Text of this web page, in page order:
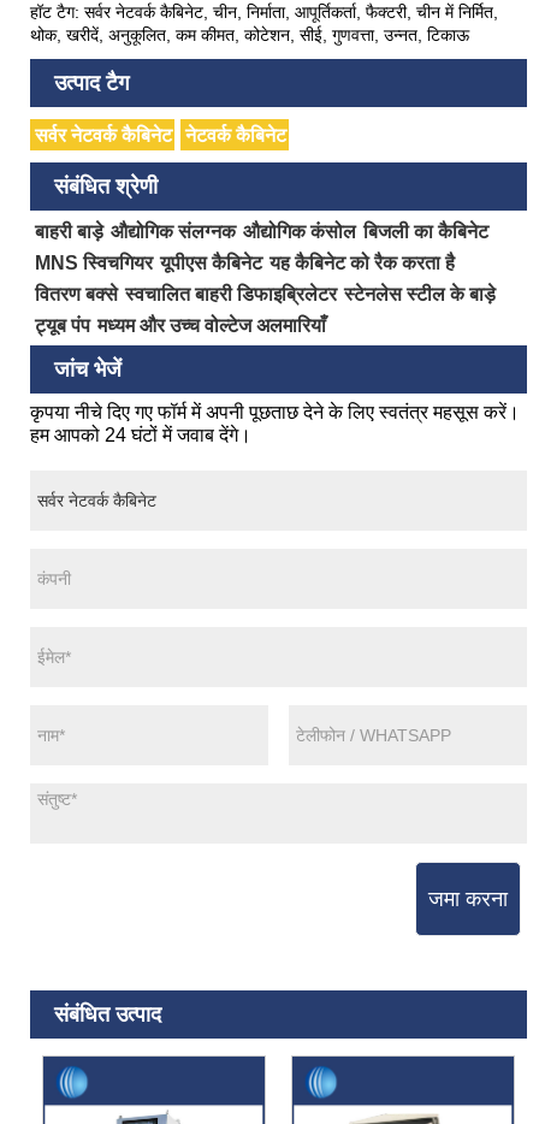
हॉट टैग: सर्वर नेटवर्क कैबिनेट, चीन, निर्माता, आपूर्तिकर्ता, फैक्टरी, चीन में निर्मित,
थोक, खरीदें, अनुकूलित, कम कीमत, कोटेशन, सीई, गुणवत्ता, उन्नत, टिकाऊ
उत्पाद टैग
सर्वर नेटवर्क कैबिनेट नेटवर्क कैबिनेट
संबंधित श्रेणी
बाहरी बाड़े औद्योगिक संलग्नक औद्योगिक कंसोल बिजली का कैबिनेट
MNS स्विचगियर यूपीएस कैबिनेट यह कैबिनेट को रैक करता है
वितरण बक्से स्वचालित बाहरी डिफाइब्रिलेटर स्टेनलेस स्टील के बाड़े
ट्यूब पंप मध्यम और उच्च वोल्टेज अलमारियाँ
जांच भेजें
कृपया नीचे दिए गए फॉर्म में अपनी पूछताछ देने के लिए स्वतंत्र महसूस करें।
हम आपको 24 घंटों में जवाब देंगे।
जमा करना
संबंधित उत्पाद